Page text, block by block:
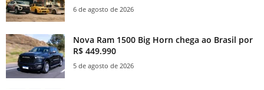
6 de agosto de 2026
Nova Ram 1500 Big Horn chega ao Brasil por
R$ 449.990
5 de agosto de 2026